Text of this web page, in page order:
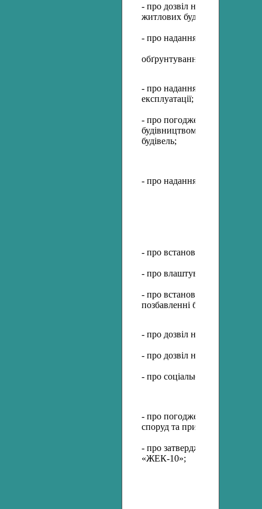
- про дозвіл на
житлових будинках;
- про надання згоди на
обґрунтування;
- про надання згоди на
експлуатації;
- про погодження прийняття
будівництвом приватних
будівель;
- про надання громадянам
- про встановлення та
- про влаштування до
- про встановлення статусу
позбавленні батьківського
- про дозвіл на продаж, обмін
- про дозвіл на зміну прізвищ
- про соціальний захист дітей;
- про погодження тарифу на
споруд та прибудинкових
- про затвердження тарифу
«ЖЕК-10»;